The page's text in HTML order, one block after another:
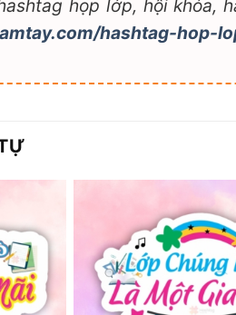
họp lớp, hội
hashtag-hop-